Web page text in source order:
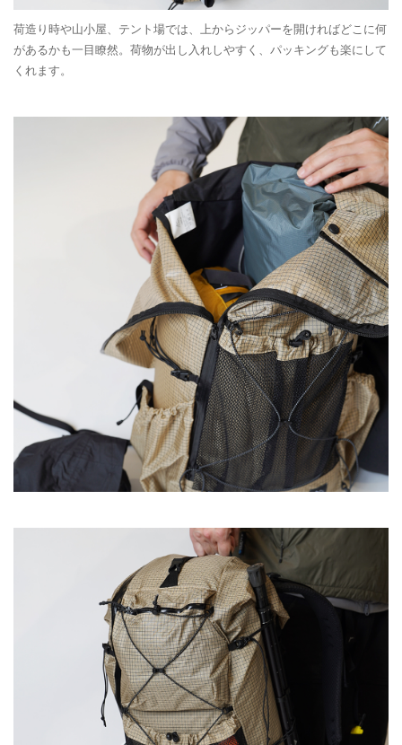
荷造り時や山小屋、テント場では、上からジッパーを開ければどこに何
があるかも一目瞭然。荷物が出し入れしやすく、パッキングも楽にして
くれます。